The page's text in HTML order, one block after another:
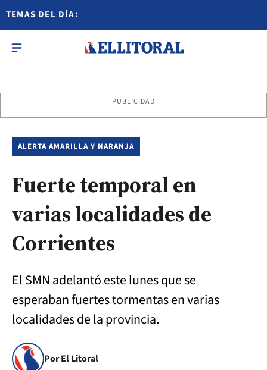
TEMAS DEL DÍA:
PUBLICIDAD
ALERTA AMARILLA Y NARANJA
Fuerte temporal en
varias localidades de
Corrientes
El SMN adelantó este lunes que se
esperaban fuertes tormentas en varias
localidades de la provincia.
Por El Litoral